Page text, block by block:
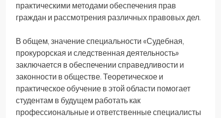
практическими методами обеспечения прав
граждан и рассмотрения различных правовых дел.
В общем, значение специальности «Судебная,
прокурорская и следственная деятельность»
заключается в обеспечении справедливости и
законности в обществе. Теоретическое и
практическое обучение в этой области помогает
студентам в будущем работать как
профессиональные и ответственные специалисты